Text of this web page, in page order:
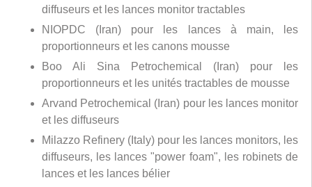
diffuseurs et les lances monitor tractables
NIOPDC (Iran) pour les lances à main, les
proportionneurs et les canons mousse
Boo Ali Sina Petrochemical (Iran) pour les
proportionneurs et les unités tractables de mousse
Arvand Petrochemical (Iran) pour les lances monitor
et les diffuseurs
Milazzo Refinery (Italy) pour les lances monitors, les
diffuseurs, les lances "power foam", les robinets de
lances et les lances bélier